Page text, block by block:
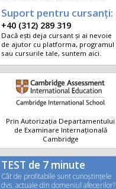
Suport pentru cursanți:
+40 (312) 289 319
Dacă ești deja cursant și ai nevoie
de ajutor cu platforma, programul
sau cursurile tale, suntem aici.
Prin Autorizația Departamentului
de Examinare Internațională
Cambridge
TEST de 7 minute
Cât de profitabile sunt cunoştinţele
dvs. actuale din domeniul afecerilor?